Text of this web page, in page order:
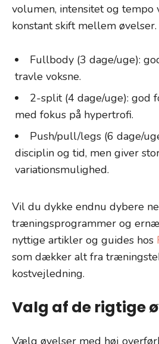
volumen, intensitet og tempo
konstant skift mellem øvelser.
Fullbody (3 dage/uge):
travle voksne.
2-split (4 dage/uge): god
med fokus på hypertrofi.
Push/pull/legs (6 dage/
disciplin og tid, men giver
variationsmulighed.
Vil du dykke endnu dybere
træningsprogrammer og
nyttige artikler og guides hos
som dækker alt fra
kostvejledning.
Valg af de rigtige
Vælg øvelser med høj